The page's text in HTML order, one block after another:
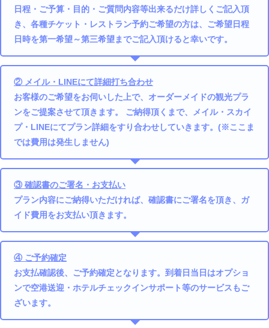
日程・ご予算・目的・ご質問内容等出来るだけ詳しくご記入頂
き、各種チケット・レストラン予約ご希望の方は、ご希望日程
日時を第一希望～第三希望までご記入頂けると幸いです。
② メイル・LINEにて詳細打ち合わせ
お客様のご希望をお伺いした上で、オーダーメイドの観光プラ
ンをご提案させて頂きます。 ご納得頂くまで、メイル・スカイ
プ・LINEにてプラン詳細をすり合わせしていきます。(※ここま
では費用は発生しません)
③ 確認書のご署名・お支払い
プラン内容にご納得いただければ、確認書にご署名を頂き、ガ
イド費用をお支払い頂きます。
④ ご予約確定
お支払確認後、ご予約確定となります。到着日当日はオプショ
ンで空港送迎・ホテルチェックインサポート等のサービスもご
ざいます。